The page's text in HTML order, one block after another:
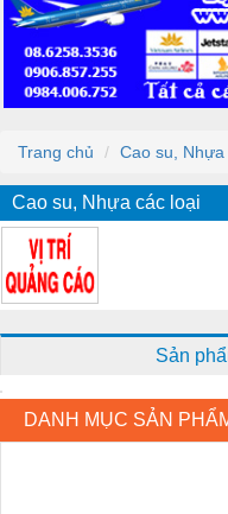
Trang chủ Cao su,
Cao su, Nhựa các loại
Sản
DANH MỤC SẢN